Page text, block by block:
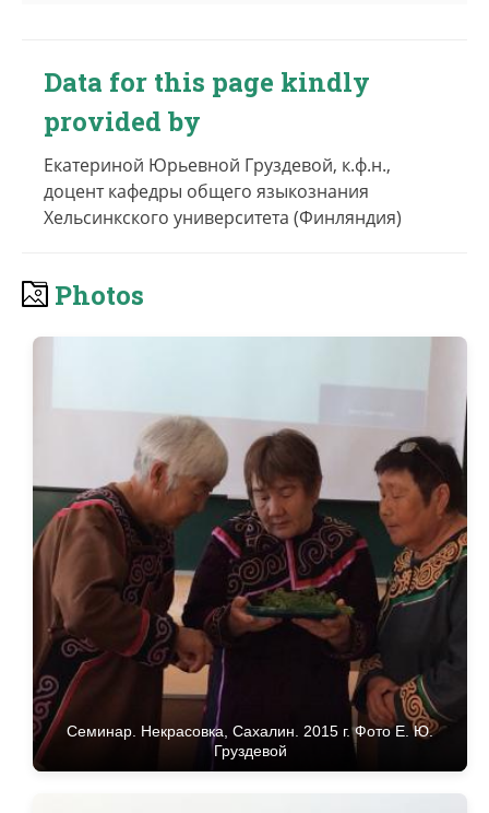
Data for this page kindly
provided by
Екатериной Юрьевной Груздевой, к.ф.н.,
доцент кафедры общего языкознания
Хельсинкского университета (Финляндия)
Photos